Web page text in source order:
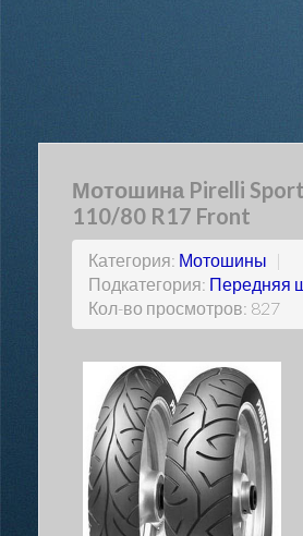
Мотошина Pirelli
110/80 R17 Front
Категория: Мотошины |
Подкатегория: Передняя
Кол-во просмотров: 827